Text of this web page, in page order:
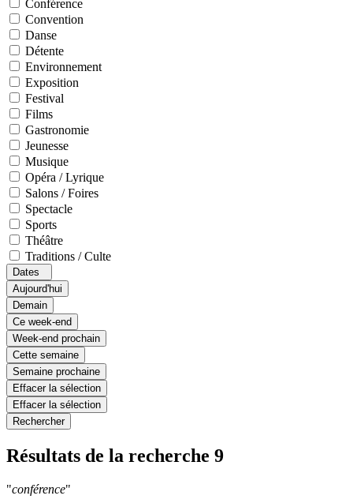
Conférence
Convention
Danse
Détente
Environnement
Exposition
Festival
Films
Gastronomie
Jeunesse
Musique
Opéra / Lyrique
Salons / Foires
Spectacle
Sports
Théâtre
Traditions / Culte
Dates
Aujourd'hui
Demain
Ce week-end
Week-end prochain
Cette semaine
Semaine prochaine
Effacer la sélection
Effacer la sélection
Rechercher
Résultats de la recherche 9
"conférence"